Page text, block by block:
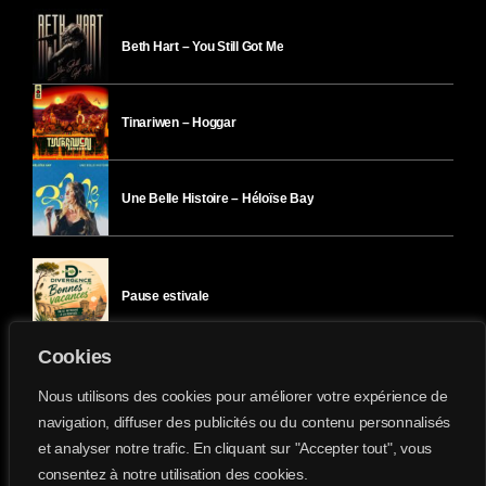
Cookies
Nous utilisons des cookies pour améliorer votre expérience de
navigation, diffuser des publicités ou du contenu personnalisés
et analyser notre trafic. En cliquant sur "Accepter tout", vous
consentez à notre utilisation des cookies.
Beth Hart – You Still Got Me
Tinariwen – Hoggar
Une Belle Histoire – Héloïse Bay
Pause estivale
Ici l’Ombre – mardi 28 juillet